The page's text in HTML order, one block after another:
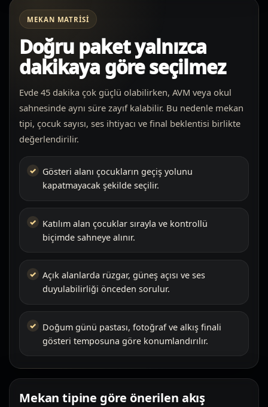
MEKAN MATRISI
Doğru paket yalnızca
dakikaya göre seçilmez
Evde 45 dakika çok güçlü olabilirken, AVM veya okul
sahnesinde aynı süre zayıf kalabilir. Bu nedenle mekan
tipi, çocuk sayısı, ses ihtiyacı ve final beklentisi birlikte
değerlendirilir.
Gösteri alanı çocukların geçiş yolunu
kapatmayacak şekilde seçilir.
Katılım alan çocuklar sırayla ve kontrollü
biçimde sahneye alınır.
Açık alanlarda rüzgar, güneş açısı ve ses
duyulabilirliği önceden sorulur.
Doğum günü pastası, fotoğraf ve alkış finali
gösteri temposuna göre konumlandırılır.
Mekan tipine göre önerilen akış